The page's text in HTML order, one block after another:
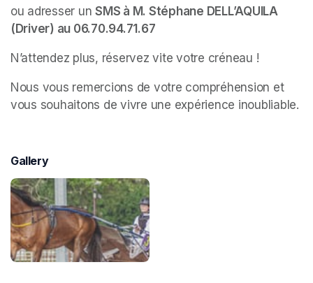
ou adresser un SMS à M. Stéphane DELL’AQUILA
(Driver) au 06.70.94.71.67
N’attendez plus, réservez vite votre créneau !
Nous vous remercions de votre compréhension et
vous souhaitons de vivre une expérience inoubliable.
Gallery